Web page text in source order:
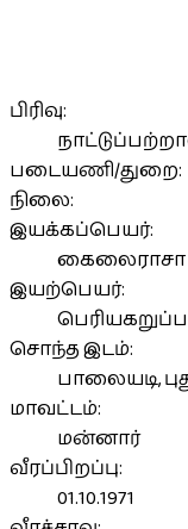
பிரிவு:
படையணி/துறை:
நிலை:
இயக்கப்பெயர்:
கைலைராசா
இயற்பெயர்:
சொந்த இடம்:
பாலையடி,
மாவட்டம்:
மன்னார்
வீரப்பிறப்பு:
01.10.1971